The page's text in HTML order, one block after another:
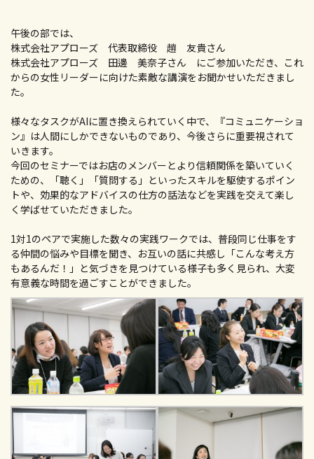
午後の部では、
株式会社アプローズ 代表取締役 趙 友貴さん
株式会社アプローズ 田邊 美奈子さん にご参加いただき、これ
からの女性リーダーに向けた素敵な講演をお聞かせいただきまし
た。
様々なタスクがAIに置き換えられていく中で、『コミュニケーショ
ン』は人間にしかできないものであり、今後さらに重要視されて
いきます。
今回のセミナーではお店のメンバーとより信頼関係を築いていく
ための、「聴く」「質問する」といったスキルを駆使するポイン
トや、効果的なアドバイスの仕方の話法などを実践を交えて楽し
く学ばせていただきました。
1対1のペアで実施した数々の実践ワークでは、普段同じ仕事をす
る仲間の悩みや目標を聞き、お互いの話に共感し「こんな考え方
もあるんだ！」と気づきを見つけている様子も多く見られ、大変
有意義な時間を過ごすことができました。